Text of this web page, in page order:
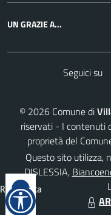
UN GRAZIE A...
Seguici su
© 2026 Comune di
riservati - I contenuti
proprietà del
Questo sito utilizza,
DISLESSIA,
Reimposta
tutto